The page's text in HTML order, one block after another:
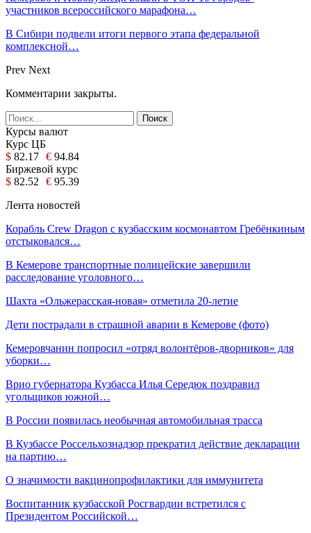
участников всероссийского марафона…
В Сибири подвели итоги первого этапа федеральной
комплексной…
Prev Next
Комментарии закрыты.
Курсы валют
Курс ЦБ
$ 82.17 € 94.84
Биржевой курс
$ 82.52 € 95.39
Лента новостей
Корабль Crew Dragon с кузбасским космонавтом Гребёнкиным
отстыковался…
В Кемерове транспортные полицейские завершили
расследование уголовного…
Шахта «Ольжерасская-новая» отметила 20-летие
Дети пострадали в страшной аварии в Кемерове (фото)
Кемеровчанин попросил «отряд волонтёров-дворников» для
уборки…
Врио губернатора Кузбасса Илья Середюк поздравил
угольщиков южной…
В России появилась необычная автомобильная трасса
В Кузбассе Россельхознадзор прекратил действие декларации
на партию…
О значимости вакцинопрофилактики для иммунитета
Воспитанник кузбасской Росгвардии встретился с
Президентом Российской…